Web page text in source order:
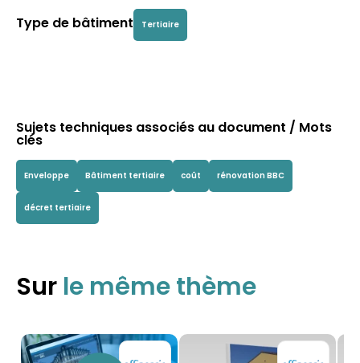
Type de bâtiment Tertiaire
Sujets techniques associés au document / Mots
clés
Enveloppe Bâtiment tertiaire coût rénovation BBC
décret tertiaire
Sur le même thème